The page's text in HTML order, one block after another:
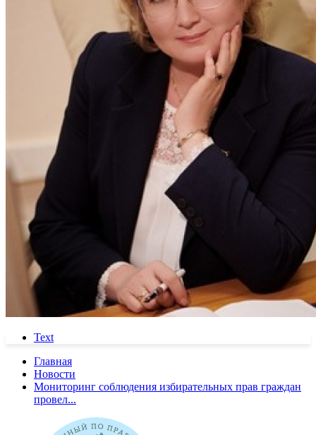
Text
Главная
Новости
Мониторинг соблюдения избирательных прав граждан
провел...